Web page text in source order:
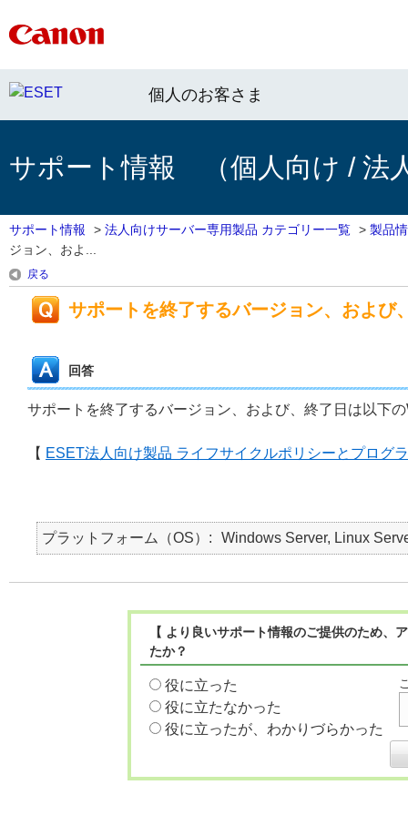
個人のお客さま
サポート情報 （個人向け / 法
サポート情報 > 法人向けサーバー専用製品 カテゴリー一覧 > 製品
ジョン、およ...
戻る
サポートを終了するバージョン、および
回答
サポートを終了するバージョン、および、終了日は以下
【 ESET法人向け製品 ライフサイクルポリシーとプログ
プラットフォーム（OS） Windows Server, Linux
【 より良いサポート情報のご提供のため
たか？
役に立った
役に立たなかった
役に立ったが、わかりづらかった